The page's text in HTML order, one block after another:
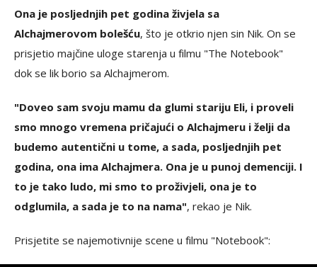
Ona je posljednjih pet godina živjela sa
Alchajmerovom bolešću, što je otkrio njen sin Nik. On se
prisjetio majčine uloge starenja u filmu "The Notebook"
dok se lik borio sa Alchajmerom.
"Doveo sam svoju mamu da glumi stariju Eli, i proveli
smo mnogo vremena pričajući o Alchajmeru i želji da
budemo autentični u tome, a sada, posljednjih pet
godina, ona ima Alchajmera. Ona je u punoj demenciji. I
to je tako ludo, mi smo to proživjeli, ona je to
odglumila, a sada je to na nama", rekao je Nik.
Prisjetite se najemotivnije scene u filmu "Notebook":